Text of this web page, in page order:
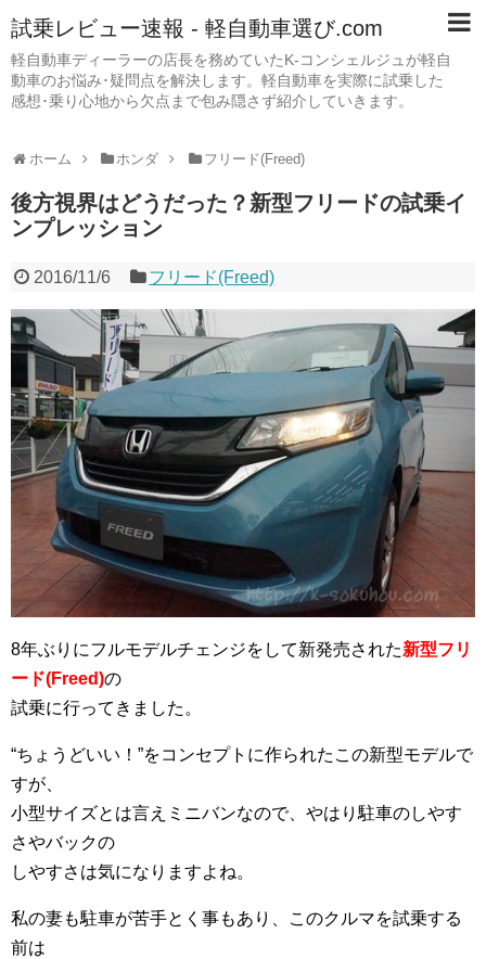
試乗レビュー速報 - 軽自動車選び.com
軽自動車ディーラーの店長を務めていたK-コンシェルジュが軽自
動車のお悩み･疑問点を解決します。軽自動車を実際に試乗した
感想･乗り心地から欠点まで包み隠さず紹介していきます。
ホーム ホンダ フリード(Freed)
後方視界はどうだった？新型フリードの試乗イ
ンプレッション
2016/11/6 フリード(Freed)
8年ぶりにフルモデルチェンジをして新発売された新型フリ
ード(Freed)の
試乗に行ってきました。
“ちょうどいい！”をコンセプトに作られたこの新型モデルで
すが、
小型サイズとは言えミニバンなので、やはり駐車のしやす
さやバックの
しやすさは気になりますよね。
私の妻も駐車が苦手とく事もあり、このクルマを試乗する
前は